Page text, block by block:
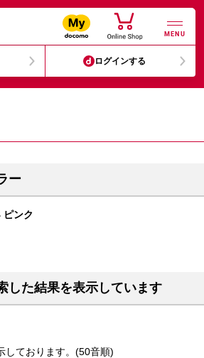
MENU
ログインする
ー
ンク
した結果を表示しています
しております。(50音順)